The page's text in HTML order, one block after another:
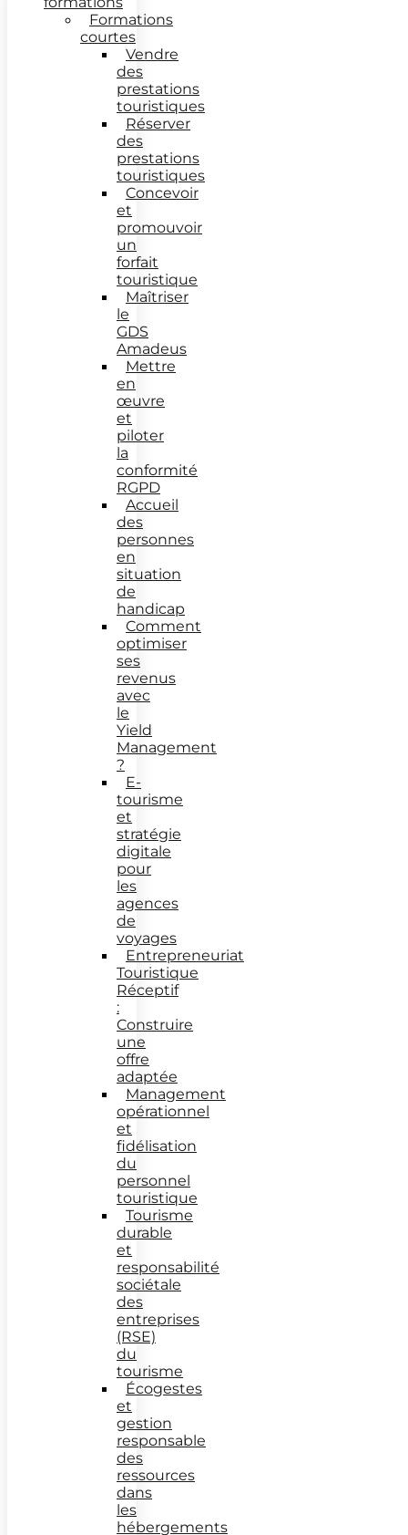
Formations
courtes
Vendre
des
prestations
touristiques
Réserver
des
prestations
touristiques
Concevoir
et
promouvoir
un
forfait
touristique
Maîtriser
le
GDS
Amadeus
Mettre
en
œuvre
et
piloter
la
conformité
RGPD
Accueil
des
personnes
en
situation
de
handicap
Comment
optimiser
ses
revenus
avec
le
Yield
Management
?
E-
tourisme
et
stratégie
digitale
pour
les
agences
de
voyages
Entrepreneuriat
Touristique
Réceptif
:
Construire
une
offre
adaptée
Management
opérationnel
et
fidélisation
du
personnel
touristique
Tourisme
durable
et
responsabilité
sociétale
des
entreprises
(RSE)
du
tourisme
Écogestes
et
gestion
responsable
des
ressources
dans
les
hébergements